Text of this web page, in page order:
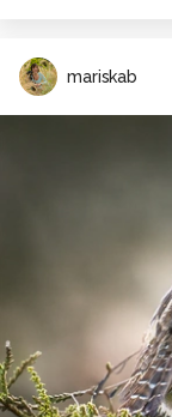
mariskab